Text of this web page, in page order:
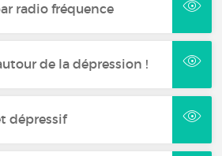
radio fréquence
de la dépression !
dépressif